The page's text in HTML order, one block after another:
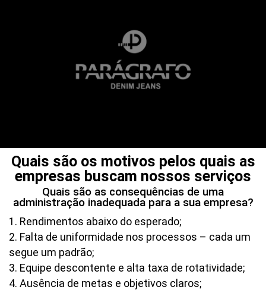
Quais são os motivos pelos quais as
empresas buscam nossos serviços
Quais são as consequências de uma
administração inadequada para a sua empresa?
1. Rendimentos abaixo do esperado;
2. Falta de uniformidade nos processos – cada um
segue um padrão;
3. Equipe descontente e alta taxa de rotatividade;
4. Ausência de metas e objetivos claros;